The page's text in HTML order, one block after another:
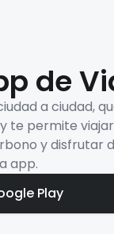
de
a ciudad,
te permite
y disfrutar
app.
Play